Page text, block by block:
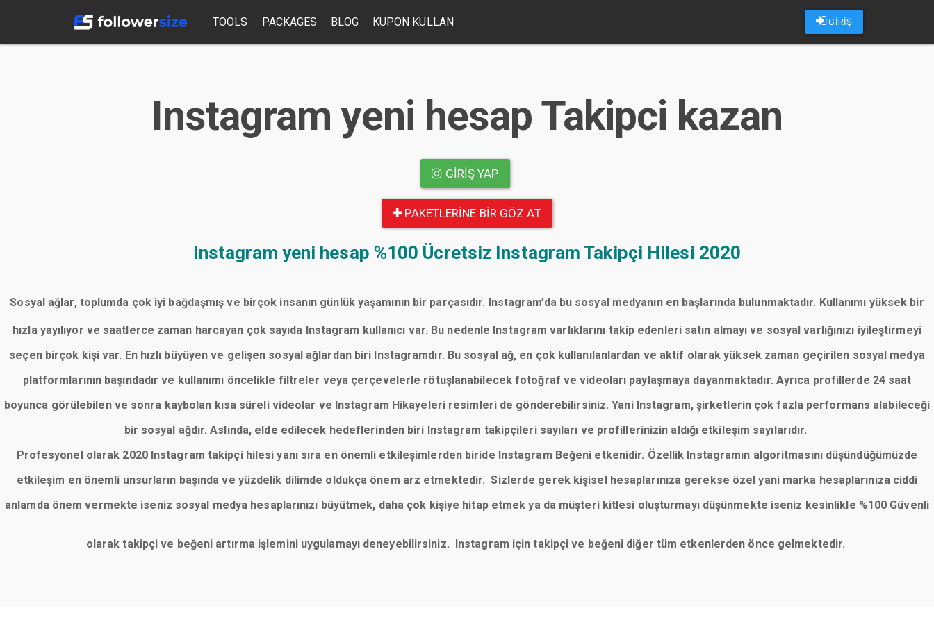
GİRİŞ
TOOLS PACKAGES BLOG KUPON KULLAN
Instagram yeni hesap Takipci kazan
GIRIŞ YAP
PAKETLERINE BIR GÖZ AT
Instagram yeni hesap %100 Ücretsiz Instagram Takipçi Hilesi 2020
Sosyal ağlar, toplumda çok iyi bağdaşmış ve birçok insanın günlük yaşamının bir parçasıdır. Instagram’da bu sosyal medyanın en başlarında bulunmaktadır. Kullanımı yüksek bir
hızla yayılıyor ve saatlerce zaman harcayan çok sayıda Instagram kullanıcı var. Bu nedenle Instagram varlıklarını takip edenleri satın almayı ve sosyal varlığınızı iyileştirmeyi
seçen birçok kişi var. En hızlı büyüyen ve gelişen sosyal ağlardan biri Instagramdır. Bu sosyal ağ, en çok kullanılanlardan ve aktif olarak yüksek zaman geçirilen sosyal medya
platformlarının başındadır ve kullanımı öncelikle filtreler veya çerçevelerle rötuşlanabilecek fotoğraf ve videoları paylaşmaya dayanmaktadır. Ayrıca profillerde 24 saat
boyunca görülebilen ve sonra kaybolan kısa süreli videolar ve Instagram Hikayeleri resimleri de gönderebilirsiniz. Yani Instagram, şirketlerin çok fazla performans alabileceği
bir sosyal ağdır. Aslında, elde edilecek hedeflerinden biri Instagram takipçileri sayıları ve profillerinizin aldığı etkileşim sayılarıdır.
Profesyonel olarak 2020 Instagram takipçi hilesi yanı sıra en önemli etkileşimlerden biride Instagram Beğeni etkenidir. Özellik Instagramın algoritmasını düşündüğümüzde
etkileşim en önemli unsurların başında ve yüzdelik dilimde oldukça önem arz etmektedir. Sizlerde gerek kişisel hesaplarınıza gerekse özel yani marka hesaplarınıza ciddi
anlamda önem vermekte iseniz sosyal medya hesaplarınızı büyütmek, daha çok kişiye hitap etmek ya da müşteri kitlesi oluşturmayı düşünmekte iseniz kesinlikle %100 Güvenli
olarak takipçi ve beğeni artırma işlemini uygulamayı deneyebilirsiniz. Instagram için takipçi ve beğeni diğer tüm etkenlerden önce gelmektedir.